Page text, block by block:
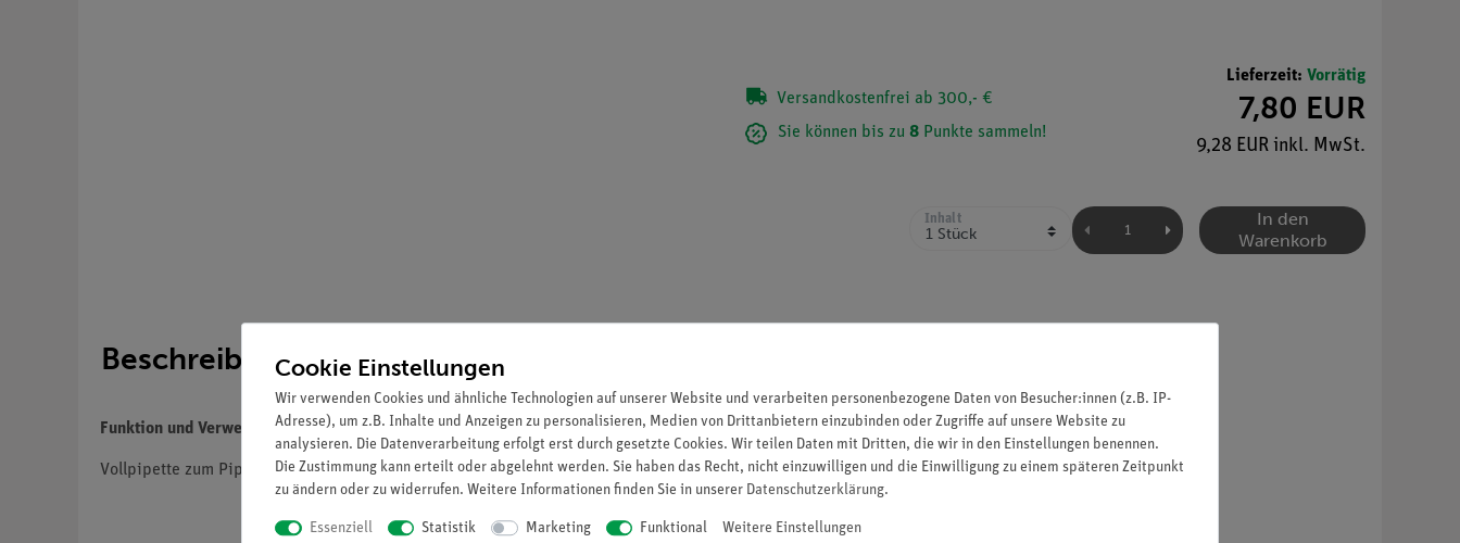
Versandkostenfrei ab 300,- €
Sie können bis zu 8 Punkte sammeln!
Lieferzeit: Vorrätig
7,80 EUR
9,28 EUR inkl. MwSt.
Inhalt
In den
Warenkorb
Beschreibung
Funktion und Verwendung
Vollpipette zum Pipettieren des auf der Pipette angegebenen Flüssigkeitsvolumens.
Cookie Einstellungen
Wir verwenden Cookies und ähnliche Technologien auf unserer Website und verarbeiten personenbezogene Daten von Besucher:innen (z.B. IP-
Adresse), um z.B. Inhalte und Anzeigen zu personalisieren, Medien von Drittanbietern einzubinden oder Zugriffe auf unsere Website zu
analysieren. Die Datenverarbeitung erfolgt erst durch gesetzte Cookies. Wir teilen Daten mit Dritten, die wir in den Einstellungen benennen.
Die Zustimmung kann erteilt oder abgelehnt werden. Sie haben das Recht, nicht einzuwilligen und die Einwilligung zu einem späteren Zeitpunkt
zu ändern oder zu widerrufen. Weitere Informationen finden Sie in unserer Daten­schutz­erklärung.
Essenziell Statistik Marketing Funktional Weitere Einstellungen